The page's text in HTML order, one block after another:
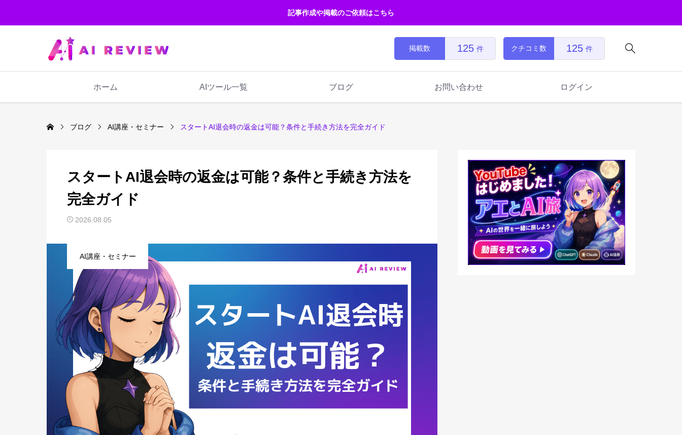
記事作成や掲載のご依頼はこちら

掲載数 125 件 クチコミ数 125 件
ホーム AIツール一覧 ブログ お問い合わせ ログイン
ブログ AI講座・セミナー スタートAI退会時の返金は可能？条件と手続き方法を完全ガイド
スタートAI退会時の返金は可能？条件と手続き方法を
完全ガイド
2026.08.05
AI講座・セミナー